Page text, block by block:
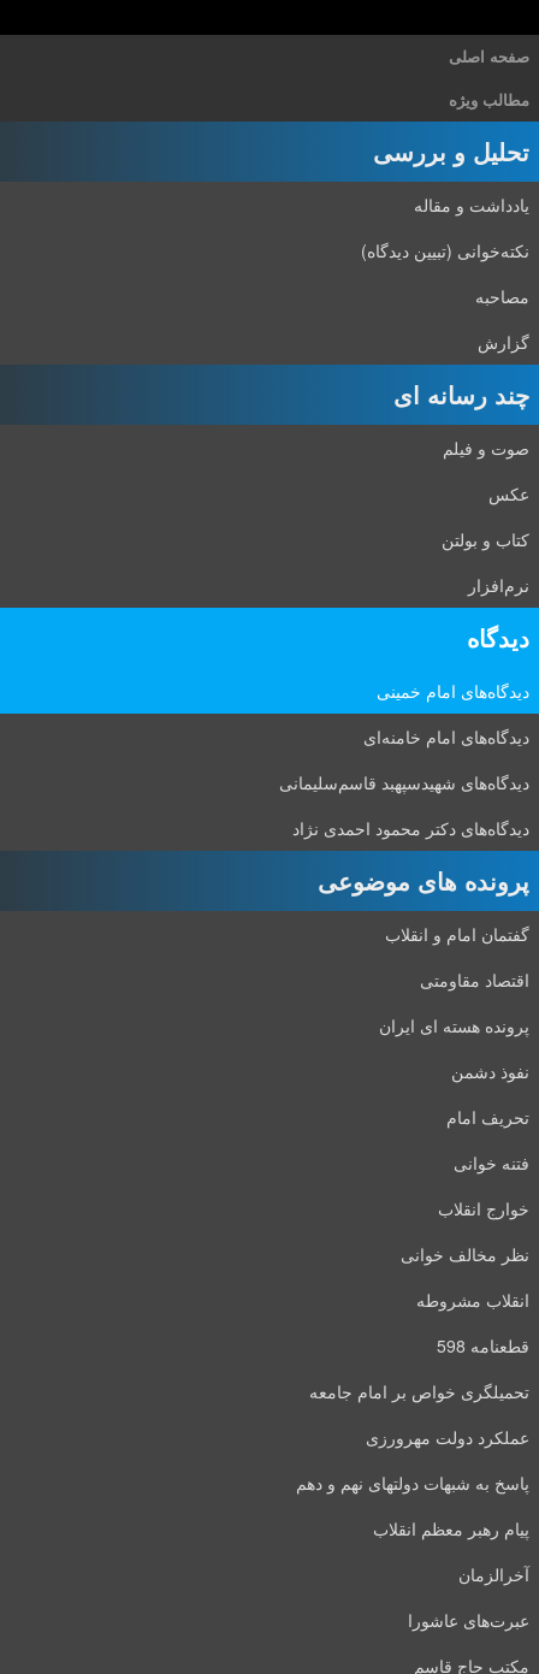
صفحه اصلی
مطالب ویژه
تحلیل و بررسی
یادداشت و مقاله
نکته‌خوانی (تبیین دیدگاه)
مصاحبه
گزارش
چند رسانه ای
صوت و فیلم
عکس
کتاب و بولتن
نرم‌افزار
دیدگاه‌
دیدگاه‌های امام خمینی
دیدگاه‌های امام خامنه‌ای
دیدگاه‌های شهید‌سپهبد قاسم‌سلیمانی
دیدگاه‌های دکتر محمود احمدی نژاد
پرونده های موضوعی
گفتمان امام و انقلاب
اقتصاد مقاومتی
پرونده هسته ای ایران
نفوذ دشمن
تحریف امام
فتنه خوانی
خوارج انقلاب
نظر مخالف خوانی
انقلاب مشروطه
قطعنامه 598
تحمیلگری خواص بر امام جامعه
عملکرد دولت مهرورزی
پاسخ به شبهات دولتهای نهم و دهم
پیام رهبر معظم انقلاب
آخرالزمان
عبرت‌های عاشورا
مکتب حاج قاسم